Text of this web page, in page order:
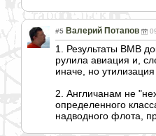
#5 Валерий Потапов
1. Результаты ВМВ
рулила авиация и,
иначе, но
2. Англичанам не
определенного
надводного флота,